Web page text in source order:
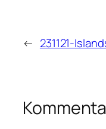
← 231121-